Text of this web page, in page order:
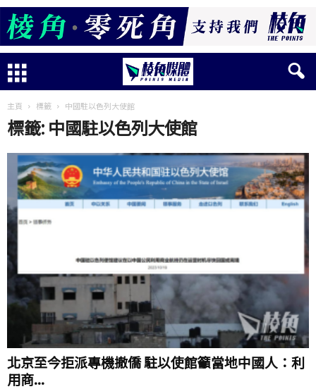
主頁 標籤 中國駐以色列大使館
標籤: 中國駐以色列大使館
北京至今拒派專機撤僑 駐以使館籲當地中國人：利
用商...